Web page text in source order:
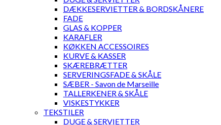
DÆKKESERVIETTER & BORDSKÅNERE
FADE
GLAS & KOPPER
KARAFLER
KØKKEN ACCESSOIRES
KURVE & KASSER
SKÆREBRÆTTER
SERVERINGSFADE & SKÅLE
SÆBER - Savon de Marseille
TALLERKENER & SKÅLE
VISKESTYKKER
TEKSTILER
DUGE & SERVIETTER